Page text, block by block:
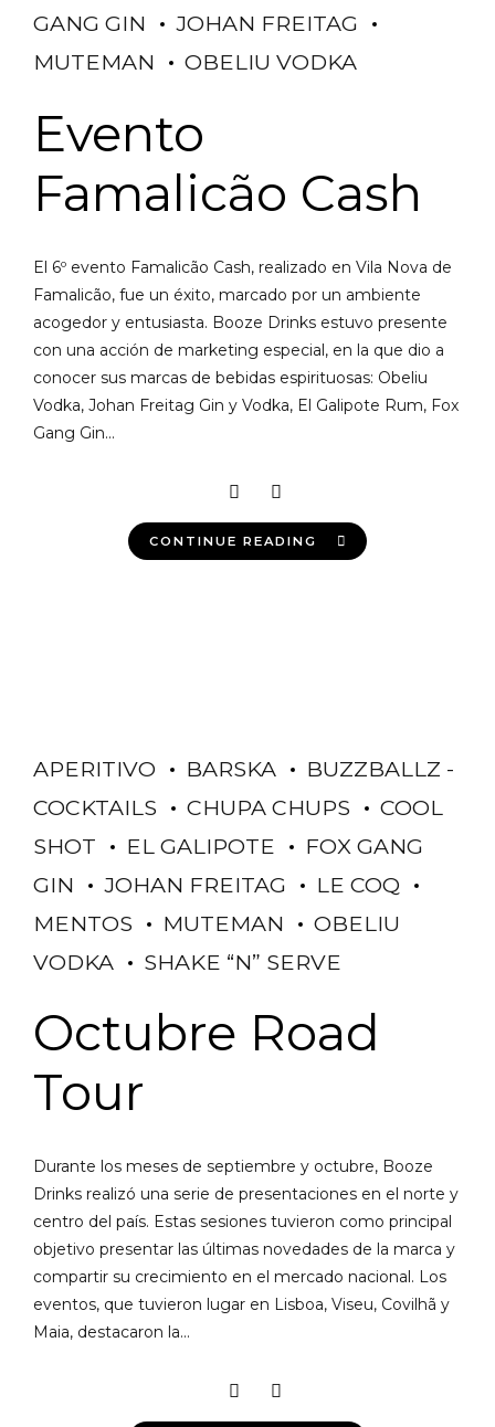
GANG GIN
JOHAN FREITAG
MUTEMAN
OBELIU VODKA
Evento
Famalicão Cash
El 6º evento Famalicão Cash, realizado en Vila Nova de
Famalicão, fue un éxito, marcado por un ambiente
acogedor y entusiasta. Booze Drinks estuvo presente
con una acción de marketing especial, en la que dio a
conocer sus marcas de bebidas espirituosas: Obeliu
Vodka, Johan Freitag Gin y Vodka, El Galipote Rum, Fox
Gang Gin...
CONTINUE READING
APERITIVO BARSKA
BUZZBALLZ -
COCKTAILS
CHUPA CHUPS
COOL
SHOT
EL GALIPOTE
FOX GANG
GIN
JOHAN FREITAG
LE COQ
MENTOS
MUTEMAN
OBELIU
VODKA
SHAKE “N” SERVE
Octubre Road
Tour
Durante los meses de septiembre y octubre, Booze
Drinks realizó una serie de presentaciones en el norte y
centro del país. Estas sesiones tuvieron como principal
objetivo presentar las últimas novedades de la marca y
compartir su crecimiento en el mercado nacional. Los
eventos, que tuvieron lugar en Lisboa, Viseu, Covilhã y
Maia, destacaron la...